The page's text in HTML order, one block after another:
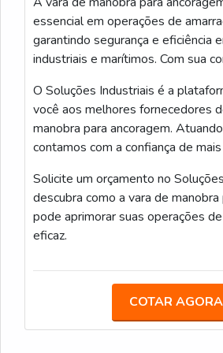
mecânica e dielétrica. Verifique
de trancas seguras entre os
liso e proteção contra intempéries.
Além disso, confira a classe de
carga, peso e ergonomia. A
certificações e conformidade com
garantem que a vara seja
COMO EU DEVO
FAZER A MANUTENÇÃO DE
MANOBRA TELESCÓPICA 12
Eu sempre transporto a vara
prolongada ao sol. No
local seco, ventilado e sem contato
químicos que possam degradar o
essencial em operações de
garantindo segurança e eficiência
industriais e marítimos. Com sua
e a fixação de cargas pesadas,
e minimizando riscos de acidentes.
O Soluções Industriais é a
você aos melhores fornecedores
manobra para ancoragem.
contamos com a confiança de
consolidada e confiável na busca
industriais de qualidade.
Solicite um orçamento no
descubra como a vara de manobra
pode aprimorar suas operações
eficaz.
COTAR AGORA